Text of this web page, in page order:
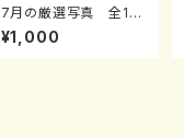
7月の厳選写真 全11
種（定期券サイズ）
¥1,000